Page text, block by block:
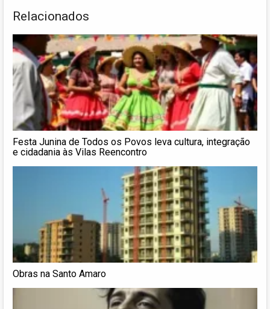
Relacionados
Festa Junina de Todos os Povos leva cultura, integração
e cidadania às Vilas Reencontro
Obras na Santo Amaro